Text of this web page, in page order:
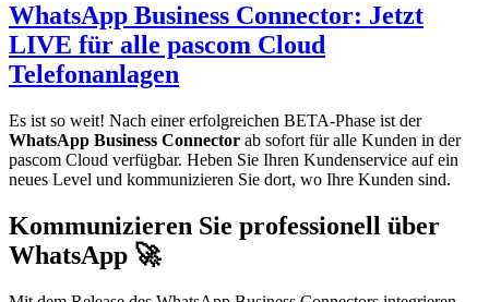
WhatsApp Business Connector: Jetzt
LIVE für alle pascom Cloud
Telefonanlagen
Es ist so weit! Nach einer erfolgreichen BETA-Phase ist der
WhatsApp Business Connector ab sofort für alle Kunden in der
pascom Cloud verfügbar. Heben Sie Ihren Kundenservice auf ein
neues Level und kommunizieren Sie dort, wo Ihre Kunden sind.
Kommunizieren Sie professionell über
WhatsApp 🚀